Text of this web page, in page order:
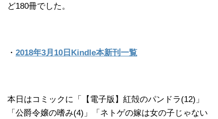
ど180冊でした。
・ 2018年3月10日Kindle本新刊一覧
本日はコミックに「【電子版】紅殻のパンドラ(12)」
「公爵令嬢の嗜み(4)」「ネトゲの嫁は女の子じゃない